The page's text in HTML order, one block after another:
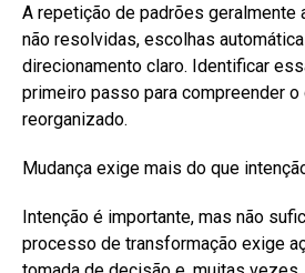
A repetição de padrões geralmente
não resolvidas, escolhas
direcionamento claro. Identificar
primeiro passo para compreender
reorganizado.
Mudança exige mais do que
Intenção é importante, mas não
processo de transformação exige